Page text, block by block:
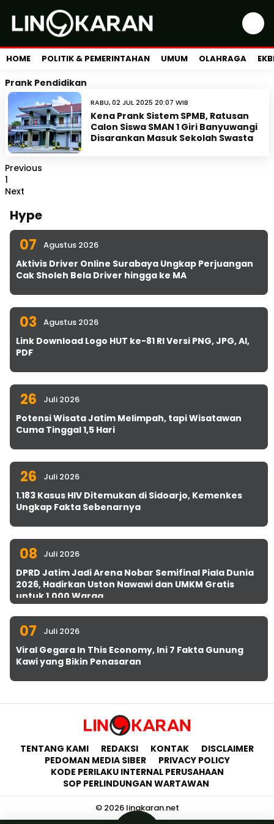
HOME POLITIK & PEMERINTAHAN UMUM OLAHRAGA
Prank Pendidikan
RABU, 02 JUL 2025 20:07 WIB
Kena Prank Sistem SPMB, Ratusan
Calon Siswa SMAN 1 Giri Banyuwangi
Disarankan Masuk Sekolah Swasta
Previous
1
Next
Hype
07 Agustus 2026
Aktivis Driver Online Surabaya Ungkap Perjuangan
Cak Sholeh Bela Driver hingga ke MA
03 Agustus 2026
Link Download Logo HUT ke-81 RI Versi PNG, JPG, AI,
PDF
26 Juli 2026
Potensi Wisata Jatim Melimpah, tapi Wisatawan
Cuma Tinggal 1,5 Hari
26 Juli 2026
1.183 Kasus HIV Ditemukan di Sidoarjo, Kemenkes
Ungkap Fakta Sebenarnya
08 Juli 2026
DPRD Jatim Jadi Arena Nobar Semifinal Piala Dunia
2026, Hadirkan Uston Nawawi dan UMKM Gratis
untuk 1.000 Warga
07 Juli 2026
Viral Gegara In This Economy, Ini 7 Fakta Gunung
Kawi yang Bikin Penasaran
TENTANG KAMI REDAKSI KONTAK
DISCLAIMER
PEDOMAN MEDIA SIBER
PRIVACY POLICY
KODE PERILAKU INTERNAL PERUSAHAAN
SOP PERLINDUNGAN WARTAWAN
© 2026 lingkaran.net